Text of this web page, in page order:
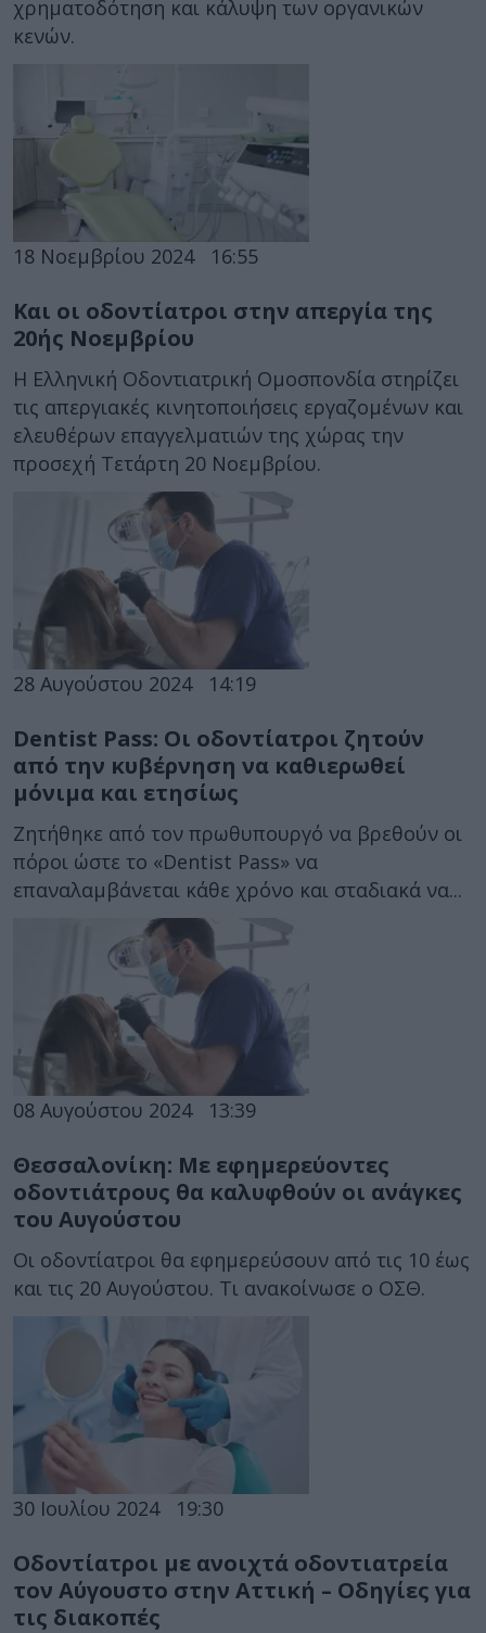
χρηματοδότηση και κάλυψη των οργανικών
κενών.
18 Νοεμβρίου 2024 16:55
Και οι οδοντίατροι στην απεργία της
20ής Νοεμβρίου
Η Ελληνική Οδοντιατρική Ομοσπονδία στηρίζει
τις απεργιακές κινητοποιήσεις εργαζομένων και
ελευθέρων επαγγελματιών της χώρας την
προσεχή Τετάρτη 20 Νοεμβρίου.
28 Αυγούστου 2024 14:19
Dentist Pass: Οι οδοντίατροι ζητούν
από την κυβέρνηση να καθιερωθεί
μόνιμα και ετησίως
Ζητήθηκε από τον πρωθυπουργό να βρεθούν οι
πόροι ώστε το «Dentist Pass» να
επαναλαμβάνεται κάθε χρόνο και σταδιακά να...
08 Αυγούστου 2024 13:39
Θεσσαλονίκη: Με εφημερεύοντες
οδοντιάτρους θα καλυφθούν οι ανάγκες
του Αυγούστου
Οι οδοντίατροι θα εφημερεύσουν από τις 10 έως
και τις 20 Αυγούστου. Τι ανακοίνωσε ο ΟΣΘ.
30 Ιουλίου 2024 19:30
Οδοντίατροι με ανοιχτά οδοντιατρεία
τον Αύγουστο στην Αττική – Οδηγίες για
τις διακοπές